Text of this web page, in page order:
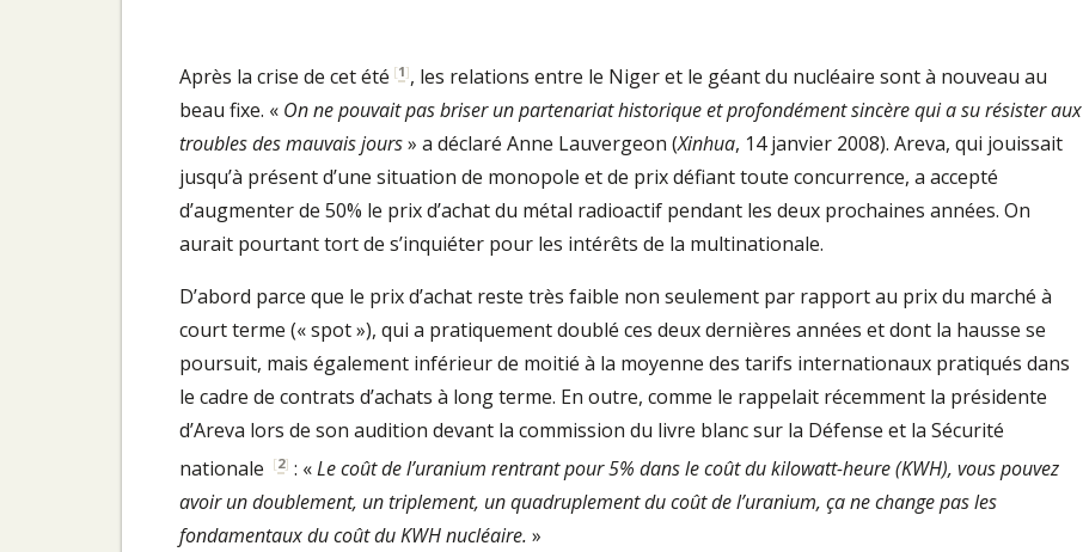
Après la crise de cet été [1], les relations entre le Niger et le géant du nucléaire sont à nouveau au
beau fixe. « On ne pouvait pas briser un partenariat historique et profondément sincère qui a su résister aux
troubles des mauvais jours» a déclaré Anne Lauvergeon (Xinhua, 14 janvier 2008). Areva, qui jouissait
jusqu’à présent d’une situation de monopole et de prix défiant toute concurrence, a accepté
d’augmenter de 50% le prix d’achat du métal radioactif pendant les deux prochaines années. On
aurait pourtant tort de s’inquiéter pour les intérêts de la multinationale.
D’abord parce que le prix d’achat reste très faible non seulement par rapport au prix du marché à
court terme (« spot »), qui a pratiquement doublé ces deux dernières années et dont la hausse se
poursuit, mais également inférieur de moitié à la moyenne des tarifs internationaux pratiqués dans
le cadre de contrats d’achats à long terme. En outre, comme le rappelait récemment la présidente
d’Areva lors de son audition devant la commission du livre blanc sur la Défense et la Sécurité
nationale [2] : «Le coût de l’uranium rentrant pour 5% dans le coût du kilowatt-heure (KWH), vous pouvez
avoir un doublement, un triplement, un quadruplement du coût de l’uranium, ça ne change pas les
fondamentaux du coût du KWH nucléaire. »